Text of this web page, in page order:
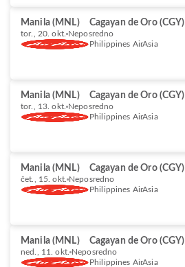
Manila (MNL) Cagayan de Oro (CGY)
tor., 20. okt. Neposredno
Philippines AirAsia
Manila (MNL) Cagayan de Oro (CGY)
tor., 13. okt. Neposredno
Philippines AirAsia
Manila (MNL) Cagayan de Oro (CGY)
čet., 15. okt. Neposredno
Philippines AirAsia
Manila (MNL) Cagayan de Oro (CGY)
ned., 11. okt. Neposredno
Philippines AirAsia